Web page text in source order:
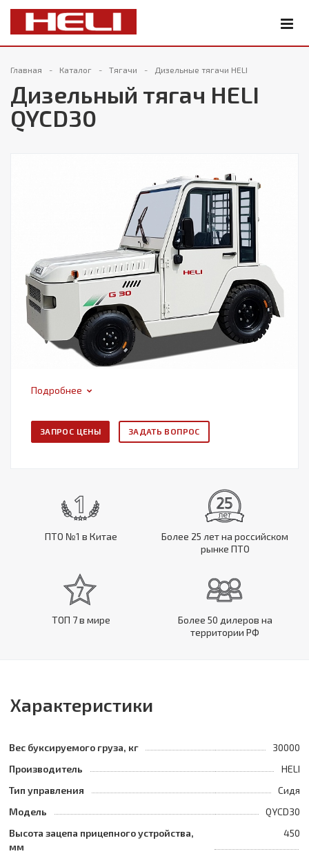
Главная Каталог Тягачи Дизельные тягачи HELI
Дизельный тягач HELI
QYCD30
Подробнее
ЗАПРОС ЦЕНЫ ЗАДАТЬ ВОПРОС
ПТО №1 в Китае
Более 25 лет на российском
рынке ПТО
ТОП 7 в мире
Более 50 дилеров на
территории РФ
Характеристики
Вес буксируемого груза, кг
30000
Производитель
HELI
Тип управления
Сидя
Модель
QYCD30
Высота зацепа прицепного устройства,
мм
450